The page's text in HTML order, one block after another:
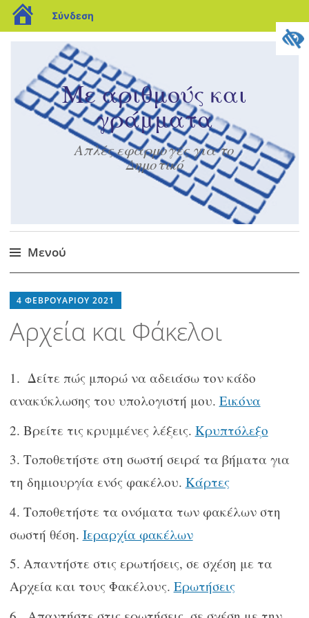
blogs.sch.gr
Σύνδεση
Με αριθμούς και
γράμματα
Απλές εφαρμογές για το
Δημοτικό
Μενού
στο
περιεχόμενο
4 ΦΕΒΡΟΥΑΡΊΟΥ 2021
Αρχεία και Φάκελοι
Δείτε πώς μπορώ να αδειάσω τον κάδο
ανακύκλωσης του υπολογιστή μου. Εικόνα
Βρείτε τις κρυμμένες λέξεις. Κρυπτόλεξο
Τοποθετήστε στη σωστή σειρά τα βήματα για
τη δημιουργία ενός φακέλου. Κάρτες
Τοποθετήστε τα ονόματα των φακέλων στη
σωστή θέση. Ιεραρχία φακέλων
Απαντήστε στις ερωτήσεις, σε σχέση με τα
Αρχεία και τους Φακέλους. Ερωτήσεις